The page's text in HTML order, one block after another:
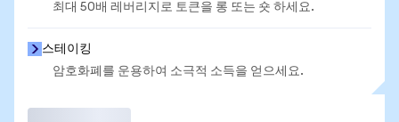
최대 50배 레버리지로 토큰을 롱 또는 숏 하세요.
스테이킹
암호화폐를 운용하여 소극적 소득을 얻으세요.